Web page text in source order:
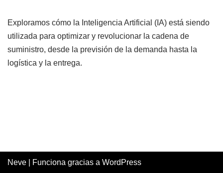
Exploramos cómo la Inteligencia Artificial (IA) está siendo
utilizada para optimizar y revolucionar la cadena de
suministro, desde la previsión de la demanda hasta la
logística y la entrega.
Neve | Funciona gracias a WordPress